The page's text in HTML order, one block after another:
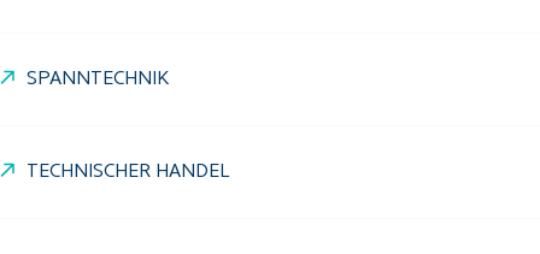
SPANNTECHNIK
TECHNISCHER HANDEL